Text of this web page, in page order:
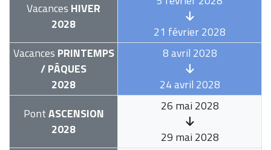
Vacances HIVER
2028
21 février 2028
Vacances PRINTEMPS
/ PÂQUES
2028
8 avril 2028
24 avril 2028
PontASCENSION
2028
26 mai 2028
29 mai 2028